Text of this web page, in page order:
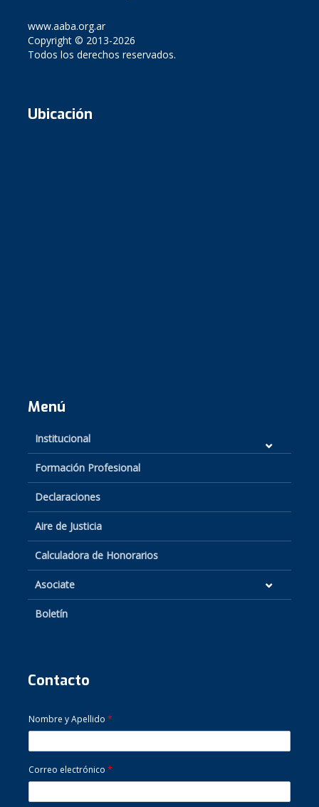
www.aaba.org.ar
Copyright © 2013-2026
Todos los derechos reservados.
Ubicación
Menú
Institucional
Formación Profesional
Declaraciones
Aire de Justicia
Calculadora de Honorarios
Asociate
Boletín
Contacto
Nombre y Apellido *
Correo electrónico *